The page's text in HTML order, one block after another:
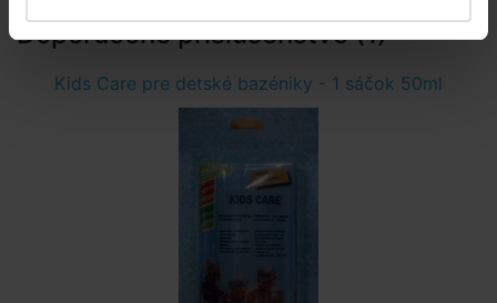
Doporučené príslušenstvo (1)
Kids Care pre detské bazéniky - 1 sáčok 50ml